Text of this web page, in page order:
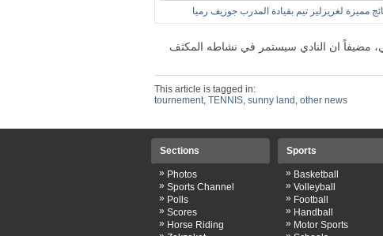
مميزة لغريزليز تيم بقيادة المدرب جوزيف رميا
مضيفاً ان النادي سيستمر في نشاطه المكثف
This article is tagged in:
tournement, TENNIS, sunny land , other news
Sections
» Photos
» Sports Channel
» Polls
» Scores
» Horse Riding
Sports
» Basketball
» Volleyball
» Football
» Handball
» Motor Sports